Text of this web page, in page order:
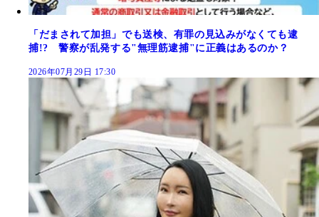
「だまされて加担」でも送検、有罪の見込みがなくても逮
捕!? 警察が乱発する"無理筋逮捕"に正義はあるのか？
2026年07月29日 17:30